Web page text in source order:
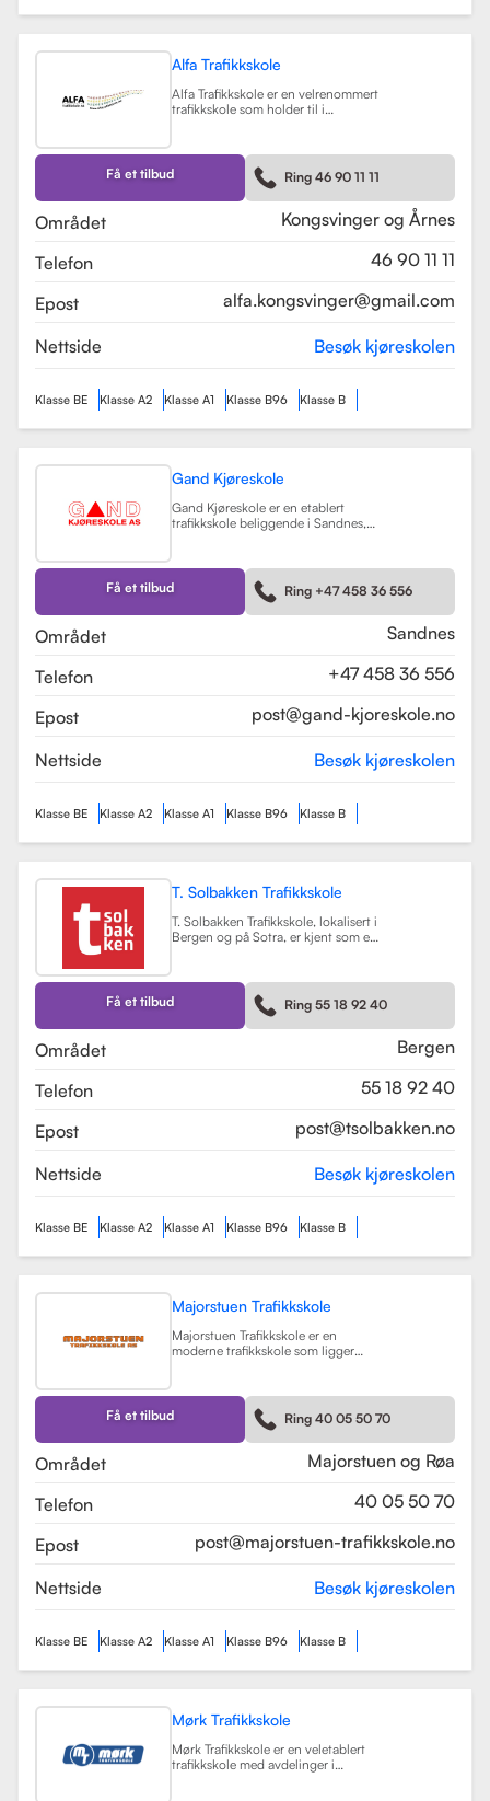
Alfa Trafikkskole
Alfa Trafikkskole er en velrenommert
trafikkskole som holder til i
kjøreopplæringen. Skolen tilbyr et
bredt spekter av tjenester, inkludert
opplæring for førerkort klasse B,
både med manuelt og automatgir.
Få et tilbud Ring 46 90 11 11
Området
Kongsvinger og Årnes
Telefon
46 90 11 11
Epost
alfa.kongsvinger@gmail.com
Nettside Besøk kjøreskolen
Klasse BE Klasse A2 Klasse A1 Klasse B96 Klasse B
Gand Kjøreskole
Gand Kjøreskole er en etablert
trafikkskole beliggende i Sandnes,
kjøretøyklasser. Skolen har
spesialisert seg på opplæring for
personbiler, både med manuell og
automatgir, samt motorsykler (klasse
Få et tilbud Ring +47 458 36 556
Området
Sandnes
Telefon
+47 458 36 556
Epost
post@gand-kjoreskole.no
Nettside Besøk kjøreskolen
Klasse BE Klasse A2 Klasse A1 Klasse B96 Klasse B
T. Solbakken Trafikkskole
T. Solbakken Trafikkskole, lokalisert i
Bergen og på Sotra, er kjent som en
Skolen tilbyr et bredt spekter av
førerkortklasser, inkludert klasse B
for personbil, klasse A, A1, og A2 for
motorsykler, samt klasse BE og B96
Få et tilbud Ring 55 18 92 40
Området
Bergen
Telefon
55 18 92 40
Epost
post@tsolbakken.no
Nettside Besøk kjøreskolen
Klasse BE Klasse A2 Klasse A1 Klasse B96 Klasse B
Majorstuen Trafikkskole
Majorstuen Trafikkskole er en
moderne trafikkskole som ligger
etablert i 2015 og har raskt blitt
kjent for sin høye kvalitet på
opplæring. Alle instruktørene er
pedagogisk utdannet fra Nord
Universitet og Met Universitet, noe
som sikrer en profesjonell og trygg
Få et tilbud Ring 40 05 50 70
Området
Majorstuen og Røa
Telefon
40 05 50 70
Epost
post@majorstuen-trafikkskole.no
Nettside Besøk kjøreskolen
Klasse BE Klasse A2 Klasse A1 Klasse B96 Klasse B
Mørk Trafikkskole
Mørk Trafikkskole er en veletablert
trafikkskole med avdelinger i